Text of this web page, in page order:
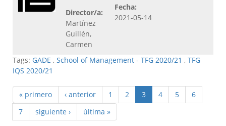
Director/a:
Martínez
Guillén,
Carmen
Fecha:
2021-05-14
Tags: GADE , School of Management - TFG 2020/21 , TFG
IQS 2020/21
« primero ‹ anterior 1 2 3 4 5
6
7
siguiente › última »